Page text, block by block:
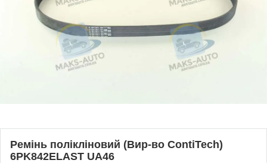
Ремінь полікліновий (Вир-во ContiTech)
6PK842ELAST UA46